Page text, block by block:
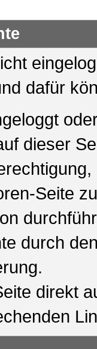
dafür
dieser
Seite
durch
direkt